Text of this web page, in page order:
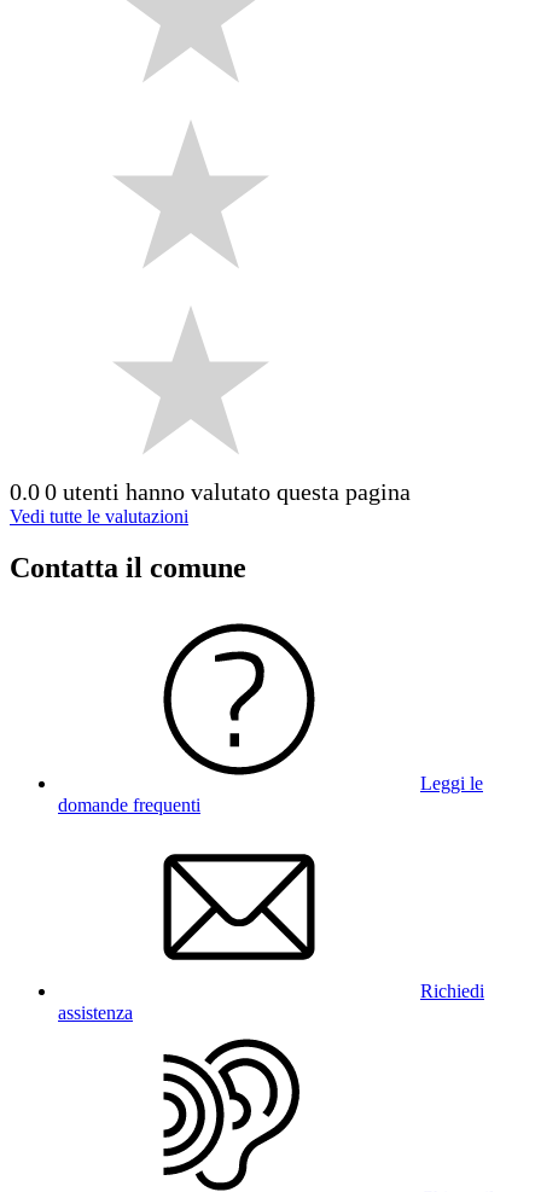
0.00 utenti hanno valutato questa pagina
Vedi tutte le valutazioni
Contatta il comune
Leggi le
domande frequenti
Richiedi
assistenza